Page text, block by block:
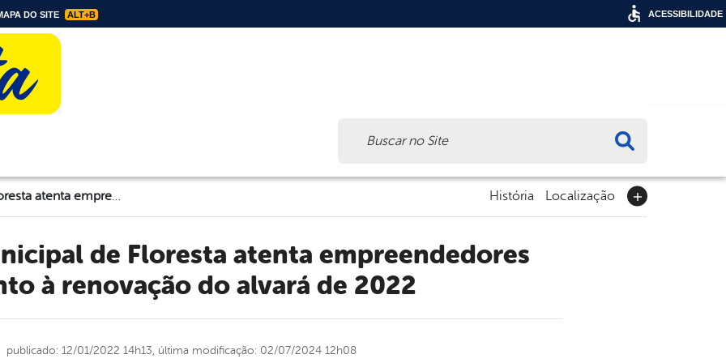
DO SITE ALT+B
Prefeitura Municipal de Floresta atenta empreendedores quanto à renovação do alvará de 2022 História Localização
à renovação do alvará de 2022
publicado: 12/01/2022 14h13, última modificação: 02/07/2024 12h08
ACESSIBILIDADE